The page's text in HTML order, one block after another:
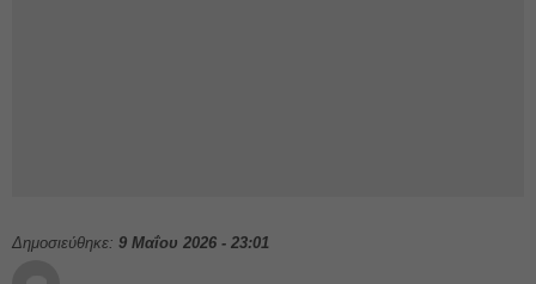
Δημοσιεύθηκε: 9 Μαΐου 2026 - 23:01